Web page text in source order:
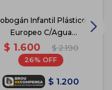
Infantil Plástico
Europeo C/Agua
72x133x45cm - Rosa
$ 1.600 $ 2.190
26
$ 1.200